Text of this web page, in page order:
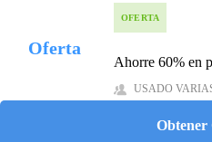
Oferta
OFERTA
Ahorre 60% en
USADO
Obtener